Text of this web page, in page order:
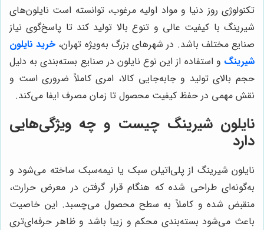
تکنولوژی روز دنیا و مواد اولیه مرغوب، توانسته است نایلون‌های
شیرینگ با کیفیت عالی و تنوع بالا تولید کند تا پاسخ‌گوی نیاز
صنایع مختلف باشد. در شهرهای بزرگ به‌ویژه تهران، خرید نایلون
شیرینگ و استفاده از این نوع نایلون در صنایع بسته‌بندی به دلیل
حجم بالای تولید و جابه‌جایی کالا، امری کاملاً ضروری است و
نقش مهمی در حفظ کیفیت محصول تا زمان مصرف ایفا می‌کند.
نایلون شیرینگ چیست و چه ویژگی‌هایی
دارد
نایلون شیرینگ از پلی‌اتیلن سبک یا نیمه‌سبک ساخته می‌شود و
به‌گونه‌ای طراحی شده که هنگام قرار گرفتن در معرض حرارت،
منقبض شده و کاملاً به سطح محصول می‌چسبد. این خاصیت
باعث می‌شود بسته‌بندی محکم و زیبا باشد و ظاهر حرفه‌ای‌تری